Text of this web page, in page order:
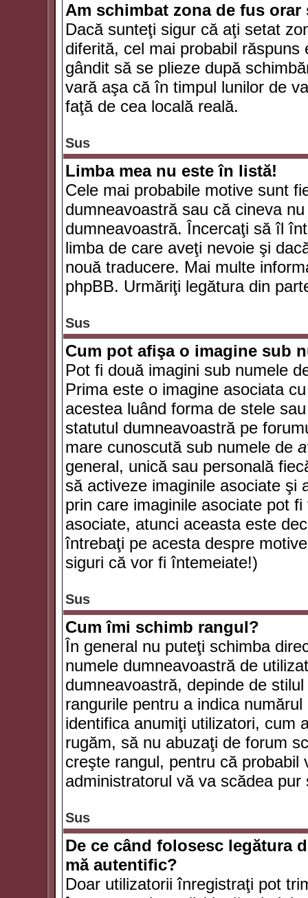
Am schimbat zona de fus
Dacă sunteţi sigur că aţi setat
diferită, cel mai probabil
gândit să se plieze după
vară aşa că în timpul lunilor de
faţă de cea locală reală.
Sus
Limba mea nu este în listă!
Cele mai probabile motive sunt
dumneavoastră sau că cineva
dumneavoastră. Încercaţi să îl
limba de care aveţi nevoie şi
nouă traducere. Mai multe
phpBB. Urmăriţi legătura din
Sus
Cum pot afişa o imagine sub
Pot fi două imagini sub numele
Prima este o imagine asociata
acestea luând forma de stele
statutul dumneavoastră pe
mare cunoscută sub numele de
general, unică sau personală
să activeze imaginile asociate şi
prin care imaginile asociate pot
asociate, atunci aceasta este
întrebaţi pe acesta despre
siguri că vor fi întemeiate!)
Sus
Cum îmi schimb rangul?
În general nu puteţi schimba
numele dumneavoastră de
dumneavoastră, depinde de
rangurile pentru a indica
identifica anumiţi utilizatori, cum
rugăm, să nu abuzaţi de forum
creşte rangul, pentru că
administratorul vă va scădea
Sus
De ce când folosesc legătura
mă autentific?
Doar utilizatorii înregistraţi pot